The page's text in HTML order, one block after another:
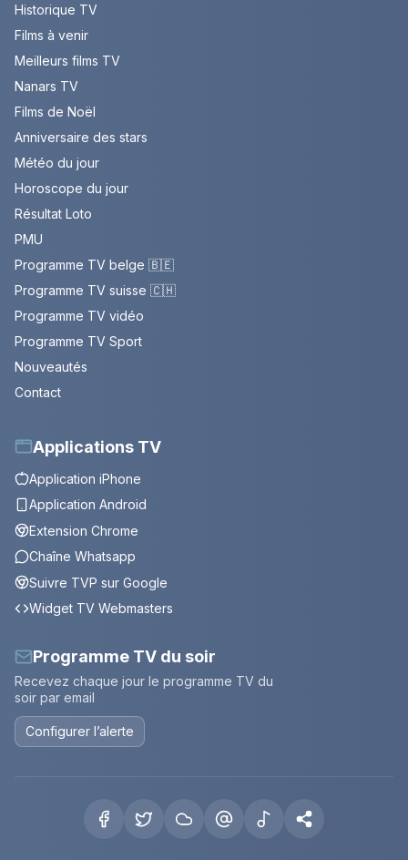
Historique TV
Films à venir
Meilleurs films TV
Nanars TV
Films de Noël
Anniversaire des stars
Météo du jour
Horoscope du jour
Résultat Loto
PMU
Programme TV belge 🇧🇪
Programme TV suisse 🇨🇭
Programme TV vidéo
Programme TV Sport
Nouveautés
Contact
Applications TV
Application iPhone
Application Android
Extension Chrome
Chaîne Whatsapp
Suivre TVP sur Google
Widget TV Webmasters
Programme TV du soir
Recevez chaque jour le programme TV du
soir par email
Configurer l’alerte